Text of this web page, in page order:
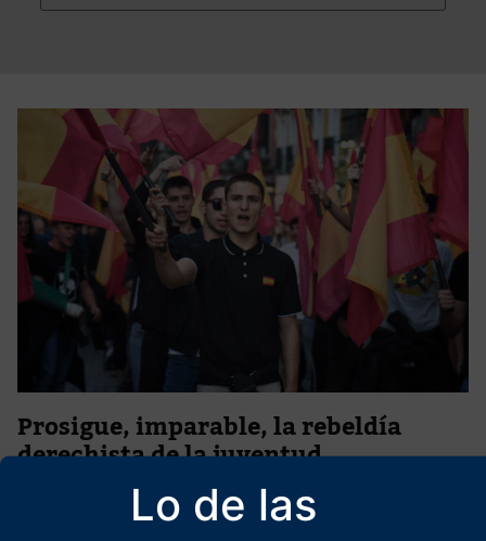
Lo de las
Prosigue, imparable, la rebeldía
derechista de la juventud
Todos los medios de izquierdas se ven obligados a reconocer la